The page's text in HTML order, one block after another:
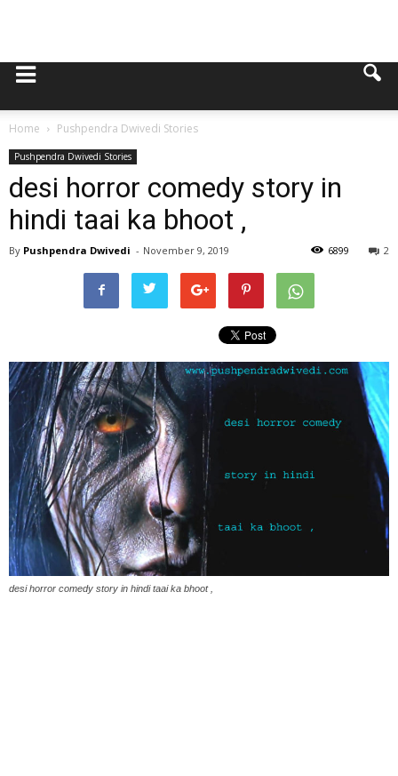
Home Pushpendra Dwivedi Stories
Pushpendra Dwivedi Stories
desi horror comedy story in
hindi taai ka bhoot ,
By Pushpendra Dwivedi - November 9, 2019 2
6899
desi horror comedy story in hindi taai ka bhoot ,